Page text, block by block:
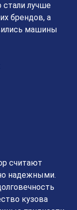
стали лучше
брендов, а
машины
считают
надежными.
кузова